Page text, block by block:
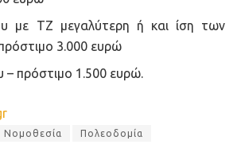
με ΤΖ μεγαλύτερη ή και ίση των
3.000 ευρώ
– πρόστιμο 1.500 ευρώ.
Νομοθεσία Πολεοδομία